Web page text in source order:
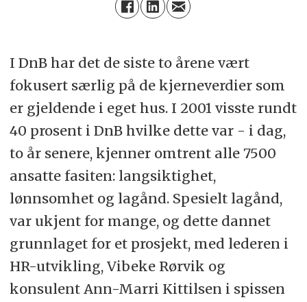
I DnB har det de siste to årene vært
fokusert særlig på de kjerneverdier som
er gjeldende i eget hus. I 2001 visste rundt
40 prosent i DnB hvilke dette var - i dag,
to år senere, kjenner omtrent alle 7500
ansatte fasiten: langsiktighet,
lønnsomhet og lagånd. Spesielt lagånd,
var ukjent for mange, og dette dannet
grunnlaget for et prosjekt, med lederen i
HR-utvikling, Vibeke Rørvik og
konsulent Ann-Marri Kittilsen i spissen